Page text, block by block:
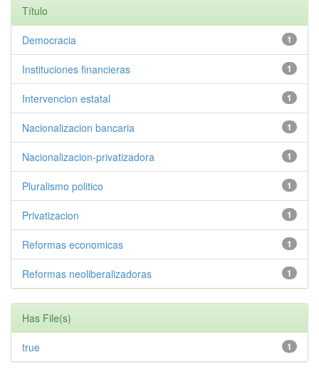
Título
1
Democracia
1
Instituciones financieras
1
Intervencion estatal
1
Nacionalizacion bancaria
1
Nacionalizacion-privatizadora
1
Pluralismo politico
1
Privatizacion
1
Reformas economicas
1
Reformas neoliberalizadoras
Has File(s)
1
true